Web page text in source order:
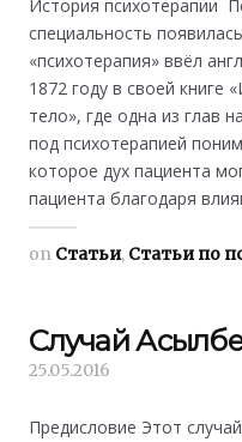
История психотерапии
специальность
«психотерапия» ввёл
1872 году в своей книге
тело», где одна из глав
под психотерапией
которое дух пациента
пациента благодаря
on Статьи, Статьи по
Случай
25.05.2016
Предисловие Этот